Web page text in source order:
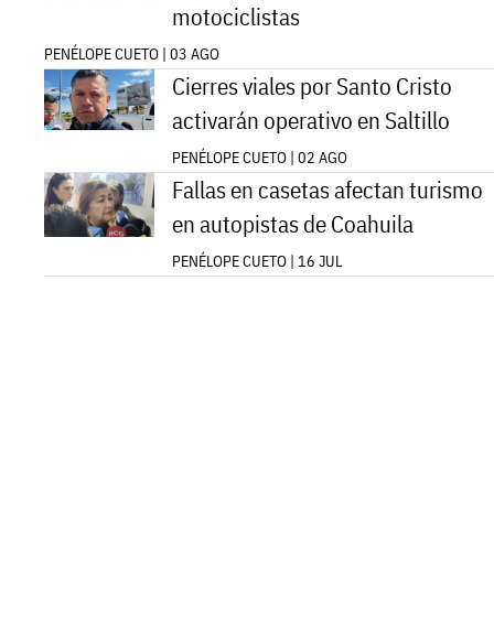
motociclistas
PENÉLOPE CUETO | 03 AGO
Cierres viales por Santo Cristo
activarán operativo en Saltillo
PENÉLOPE CUETO | 02 AGO
Fallas en casetas afectan turismo
en autopistas de Coahuila
PENÉLOPE CUETO | 16 JUL